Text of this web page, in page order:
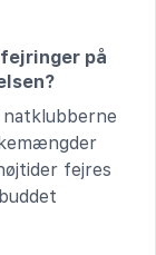
på
fejres